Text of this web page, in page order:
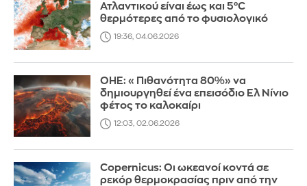
Ατλαντικού είναι έως και 5°C
θερμότερες από το φυσιολογικό
19:36, 04.06.2026
ΟΗΕ: «Πιθανότητα 80%» να
δημιουργηθεί ένα επεισόδιο Ελ Νίνιο
φέτος το καλοκαίρι
12:03, 02.06.2026
Copernicus: Οι ωκεανοί κοντά σε
ρεκόρ θερμοκρασίας πριν από την